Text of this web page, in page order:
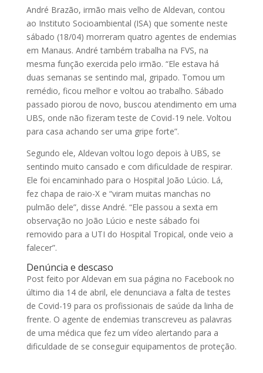
André Brazão, irmão mais velho de Aldevan, contou
ao Instituto Socioambiental (ISA) que somente neste
sábado (18/04) morreram quatro agentes de endemias
em Manaus. André também trabalha na FVS, na
mesma função exercida pelo irmão. “Ele estava há
duas semanas se sentindo mal, gripado. Tomou um
remédio, ficou melhor e voltou ao trabalho. Sábado
passado piorou de novo, buscou atendimento em uma
UBS, onde não fizeram teste de Covid-19 nele. Voltou
para casa achando ser uma gripe forte”.
Segundo ele, Aldevan voltou logo depois à UBS, se
sentindo muito cansado e com dificuldade de respirar.
Ele foi encaminhado para o Hospital João Lúcio. Lá,
fez chapa de raio-X e “viram muitas manchas no
pulmão dele”, disse André. “Ele passou a sexta em
observação no João Lúcio e neste sábado foi
removido para a UTI do Hospital Tropical, onde veio a
falecer”.
Denúncia e descaso
Post feito por Aldevan em sua página no Facebook no
último dia 14 de abril, ele denunciava a falta de testes
de Covid-19 para os profissionais de saúde da linha de
frente. O agente de endemias transcreveu as palavras
de uma médica que fez um vídeo alertando para a
dificuldade de se conseguir equipamentos de proteção.